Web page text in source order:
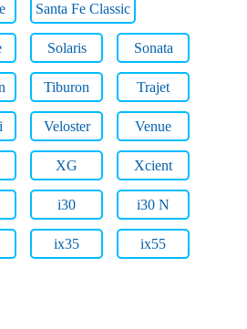
Santa Fe Classic
Solaris Sonata
Tiburon Trajet
Veloster Venue
XG Xcient
i30 i30 N
ix35 ix55